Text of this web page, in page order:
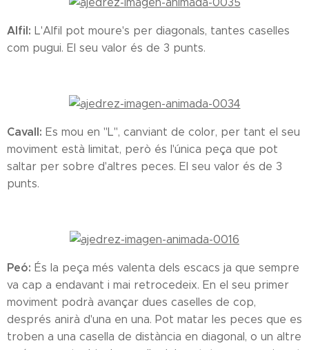
Alfil: L'Alfil pot moure's per diagonals, tantes caselles
com pugui. El seu valor és de 3 punts.
Cavall: Es mou en "L", canviant de color, per tant el seu
moviment està limitat, però és l'única peça que pot
saltar per sobre d'altres peces. El seu valor és de 3
punts.
Peó: És la peça més valenta dels escacs ja que sempre
va cap a endavant i mai retrocedeix. En el seu primer
moviment podrà avançar dues caselles de cop,
després anirà d'una en una. Pot matar les peces que es
troben a una casella de distància en diagonal, o un altre